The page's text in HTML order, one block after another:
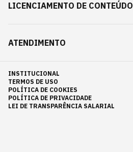
LICENCIAMENTO DE CONTEÚDO
ATENDIMENTO
INSTITUCIONAL
TERMOS DE USO
POLÍTICA DE COOKIES
POLÍTICA DE PRIVACIDADE
LEI DE TRANSPARÊNCIA SALARIAL